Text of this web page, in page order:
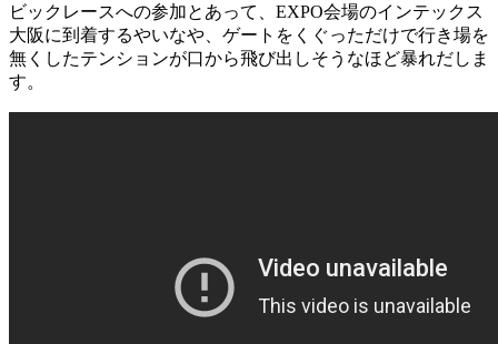
ビックレースへの参加とあって、EXPO会場のインテックス
大阪に到着するやいなや、ゲートをくぐっただけで行き場を
無くしたテンションが口から飛び出しそうなほど暴れだしま
す。